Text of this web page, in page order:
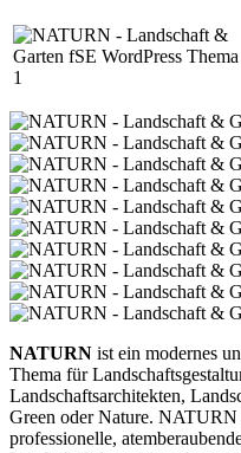
NATURN ist ein modernes
Thema für
Landschaftsarchitekten,
Green oder Nature.
professionelle,